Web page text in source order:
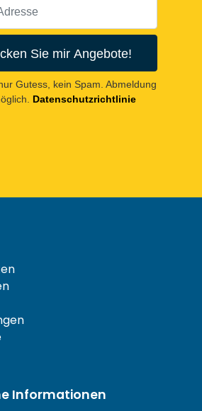
Sie mir Angebote!
Gutess, kein Spam. Abmeldung
Datenschutzrichtlinie
Informationen